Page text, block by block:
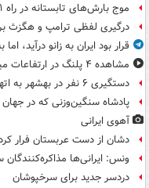
موج بارش‌های تابستانه در راه ۱۱ استان
درگیری لفظی ترامپ و هگزث
قرار بود ایران به زانو درآید،
مشاهده ۴ پلنگ در ارتفاعات میناب
دستگیری ۶ نفر در بهشهر به اتهام تشویش اذهان عمومی
پادشاه سنگین‌وزنی که در جهان
آهوی ایرانی
دشان از دست عربستان فرار
ونس: ایرانی‌ها
دردسر جدید برای سرخپوشان